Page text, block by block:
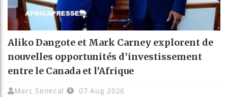
Aliko Dangote et Mark Carney explorent de
nouvelles opportunités d’investissement
entre le Canada et l’Afrique
Marc Senecal 07 Aug 2026